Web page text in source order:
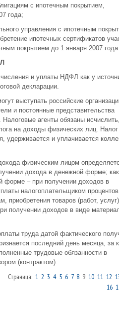
с ипотечным покрытием,
года;
управления с ипотечным
ипотечных сертификатов
покрытием до 1 января 2007 года
и уплаты НДФЛ как у
декларации.
выступать российские
и постоянные представительства
агенты обязаны
на доходы физических лиц.
удерживается и уплачивается
физическим лицом
дохода в денежной форме;
форме – при получении доходов в
налогоплательщиком
приобретения товаров (работ,
получении доходов в виде
труда датой фактического
последний день месяца, за
трудовые обязанности в
(контрактом).
Страница: 1 2 3 4 5 6 7 8 9 10 11 12
16